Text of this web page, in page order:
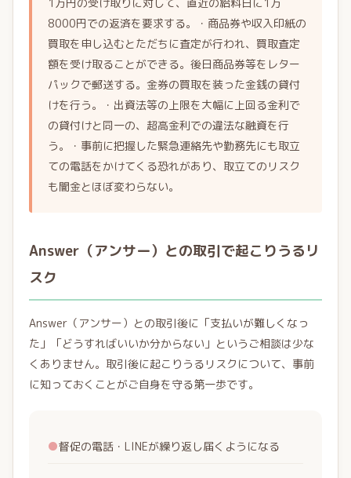
8000円での返済を要求する。・商品券や収入印紙の
買取を申し込むとただちに査定が行われ、買取査定
額を受け取ることができる。後日商品券等をレター
パックで郵送する。金券の買取を装った金銭の貸付
けを行う。・出資法等の上限を大幅に上回る金利で
の貸付けと同一の、超高金利での違法な融資を行
う。・事前に把握した緊急連絡先や勤務先にも取立
ての電話をかけてくる恐れがあり、取立てのリスク
も闇金とほぼ変わらない。
Answer（アンサー）との取引で起こりうるリ
スク
Answer（アンサー）との取引後に「支払いが難しくなっ
た」「どうすればいいか分からない」というご相談は少な
くありません。取引後に起こりうるリスクについて、事前
に知っておくことがご自身を守る第一歩です。
●督促の電話・LINEが繰り返し届くようになる